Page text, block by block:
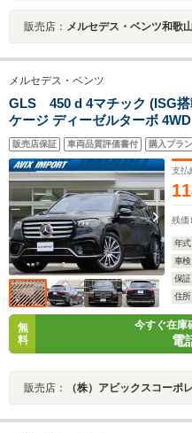
販売店： メルセデス・ベンツ和歌
メルセデス・ベンツ
GLS 450 d 4マチック (ISG搭
ケージ ディーゼルターボ
正リアエンター 新車保証
ドエンジニアリングPKG
ティブボディーコントロー
C 22AW
販売店保証 車両品質評価書付 購入プラ
支払
残価
年式
車検
保証
住所
無
料
今すぐ在庫
電
販売店： （株）アビックスコーポレーシ